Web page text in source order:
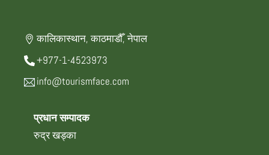
कालिकास्थान, काठमाडौँ, नेपाल
+977-1-4523973
info@tourismface.com
प्रधान सम्पादक
रुद्र खड्का